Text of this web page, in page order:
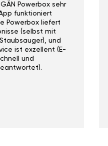
Powerbox sehr
funktioniert
Powerbox liefert
(selbst mit
und
ist exzellent (E-
und